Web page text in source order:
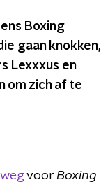
Boxing
gaan knokken,
Lexxxus en
om zich af te
voorBoxing